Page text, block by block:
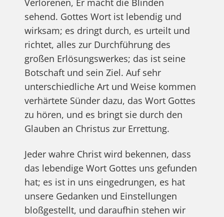
sehend. Gottes Wort ist lebendig und
wirksam; es dringt durch, es urteilt und
richtet, alles zur Durchführung des
großen Erlösungswerkes; das ist seine
Botschaft und sein Ziel. Auf sehr
unterschiedliche Art und Weise kommen
verhärtete Sünder dazu, das Wort Gottes
zu hören, und es bringt sie durch den
Glauben an Christus zur Errettung.
Jeder wahre Christ wird bekennen, dass
das lebendige Wort Gottes uns gefunden
hat; es ist in uns eingedrungen, es hat
unsere Gedanken und Einstellungen
bloßgestellt, und daraufhin stehen wir